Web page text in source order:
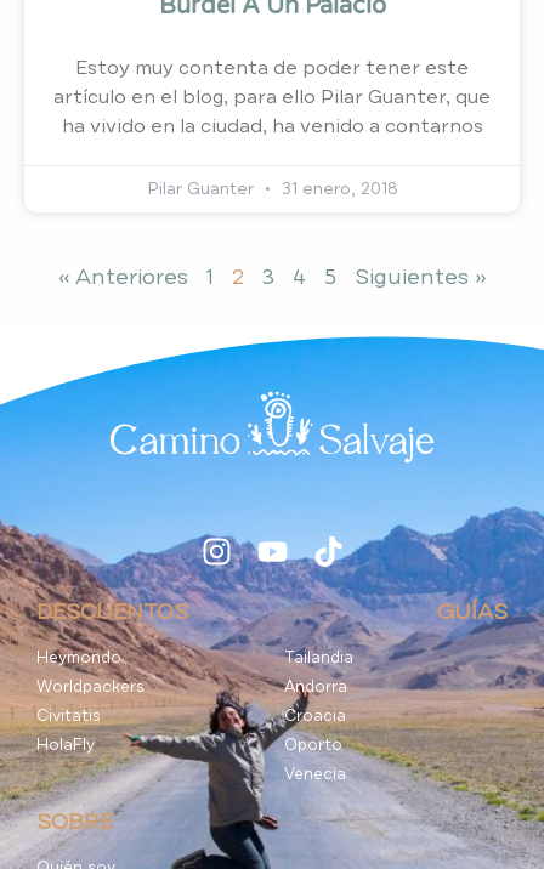
Burdel A Un Palacio
Estoy muy contenta de poder tener este
artículo en el blog, para ello Pilar Guanter, que
ha vivido en la ciudad, ha venido a contarnos
Pilar Guanter 31 enero, 2018
« Anteriores 1 2 3 4 5 Siguientes »
DESCUENTOS
Heymondo
Worldpackers
Civitatis
HolaFly
GUÍAS
Tailandia
Andorra
Croacia
Oporto
Venecia
SOBRE